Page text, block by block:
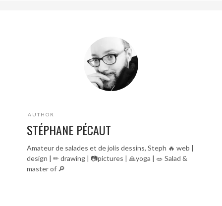
AUTHOR
STÉPHANE PÉCAUT
Amateur de salades et de jolis dessins, Steph 🔥 web |
design | ✏ drawing | 📷pictures | 🙏yoga | 🥗 Salad &
master of 🔎